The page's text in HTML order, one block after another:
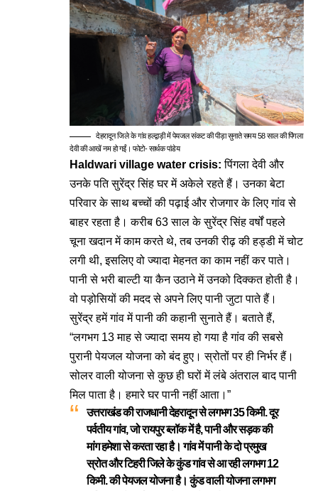
देहरादून जिले के गांव हल्द्वाड़ी में पेयजल संकट की पीड़ा सुनाते समय 58 साल की पिंगला
देवी की आखें नम हो गईं। फोटो- सार्थक पांडेय
Haldwari village water crisis:पिंगला देवी और
उनके पति सुरेंद्र सिंह घर में अकेले रहते हैं। उनका बेटा
परिवार के साथ बच्चों की पढ़ाई और रोजगार के लिए गांव से
बाहर रहता है। करीब 63 साल के सुरेंद्र सिंह वर्षों पहले
चूना खदान में काम करते थे, तब उनकी रीढ़ की हड्डी में चोट
लगी थी, इसलिए वो ज्यादा मेहनत का काम नहीं कर पाते।
पानी से भरी बाल्टी या कैन उठाने में उनको दिक्कत होती है।
वो पड़ोसियों की मदद से अपने लिए पानी जुटा पाते हैं।
सुरेंद्र हमें गांव में पानी की कहानी सुनाते हैं। बताते हैं,
“लगभग 13 माह से ज्यादा समय हो गया है गांव की सबसे
पुरानी पेयजल योजना को बंद हुए। स्रोतों पर ही निर्भर हैं।
सोलर वाली योजना से कुछ ही घरों में लंबे अंतराल बाद पानी
मिल पाता है। हमारे घर पानी नहीं आता।”
उत्तराखंड की राजधानी देहरादून से लगभग 35 किमी. दूर
पर्वतीय गांव, जो रायपुर ब्लॉक में है, पानी और सड़क की
मांग हमेशा से करता रहा है। गांव में पानी के दो प्रमुख
स्रोत और टिहरी जिले के कुंड गांव से आ रही लगभग 12
किमी. की पेयजल योजना है। कुंड वाली योजना लगभग